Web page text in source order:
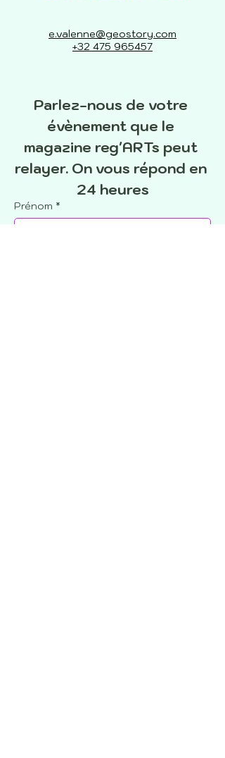
e.valenne@geostory.com
+32 475 965457
Parlez-nous de votre
évènement que le
magazine reg'ARTs peut
relayer. On vous répond en
24 heures
Prénom *